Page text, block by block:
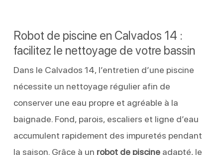
Robot de piscine en Calvados 14 :
facilitez le nettoyage de votre bassin
Dans le Calvados 14, l’entretien d’une piscine
nécessite un nettoyage régulier afin de
conserver une eau propre et agréable à la
baignade. Fond, parois, escaliers et ligne d’eau
accumulent rapidement des impuretés pendant
la saison. Grâce à un robot de piscineadapté, le